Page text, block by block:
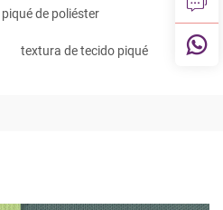
piqué de poliéster
textura de tecido piqué